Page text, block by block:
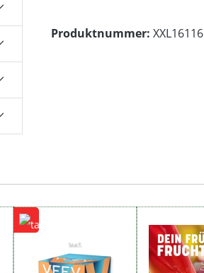
Produktnummer: XXL16116